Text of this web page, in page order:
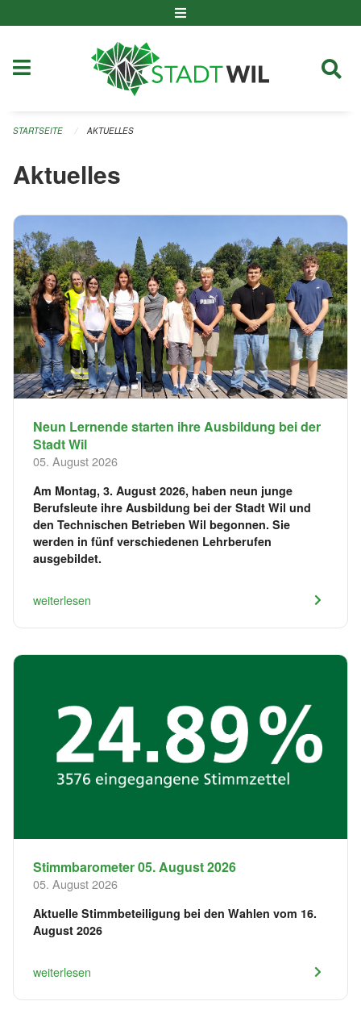
STARTSEITE AKTUELLES
Aktuelles
Neun Lernende starten ihre Ausbildung bei der
Stadt Wil
05. August 2026
Am Montag, 3. August 2026, haben neun junge
Berufsleute ihre Ausbildung bei der Stadt Wil und
den Technischen Betrieben Wil begonnen. Sie
werden in fünf verschiedenen Lehrberufen
ausgebildet.
weiterlesen
Stimmbarometer 05. August 2026
05. August 2026
Aktuelle Stimmbeteiligung bei den Wahlen vom 16.
August 2026
weiterlesen